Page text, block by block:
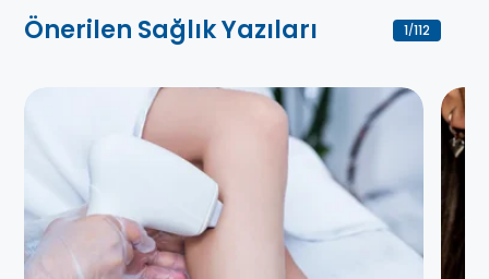
Önerilen Sağlık Yazıları 1/112